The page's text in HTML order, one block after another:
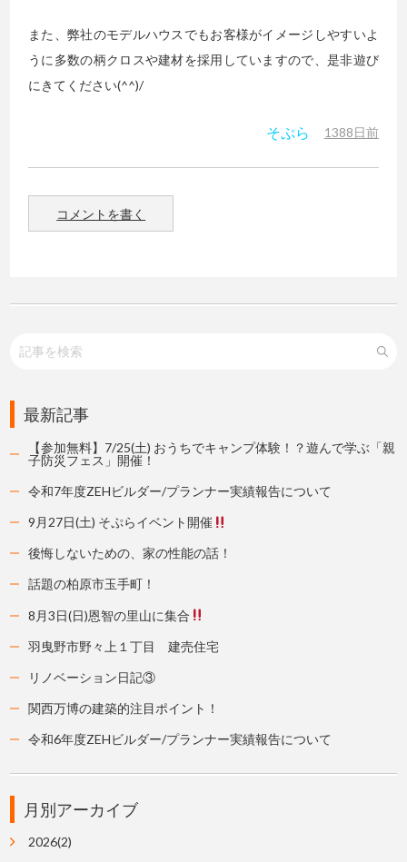
また、弊社のモデルハウスでもお客様がイメージしやすいよ
うに多数の柄クロスや建材を採用していますので、是非遊び
にきてください(^^)/
そぷら 1388日前
コメントを書く
最新記事
【参加無料】7/25(土) おうちでキャンプ体験！？遊んで学ぶ「親
子防災フェス」開催！
令和7年度ZEHビルダー/プランナー実績報告について
9月27日(土) そぷらイベント開催
後悔しないための、家の性能の話！
話題の柏原市玉手町！
8月3日(日)恩智の里山に集合
羽曳野市野々上１丁目 建売住宅
リノベーション日記③
関西万博の建築的注目ポイント！
令和6年度ZEHビルダー/プランナー実績報告について
月別アーカイブ
2026(2)